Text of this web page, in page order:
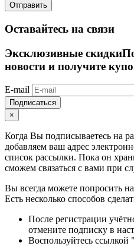
Отправить
Оставайтесь на связи
Эксклюзивные скидки
новости и получите
E-mail
Подписаться
×
Когда Вы подписываетесь на
добавляем ваш адрес
список рассылки. Пока он
сможем связаться с вами при
Вы всегда можете попросить
Есть несколько способов
После регистрации
отмените подписку в
Воспользуйтесь